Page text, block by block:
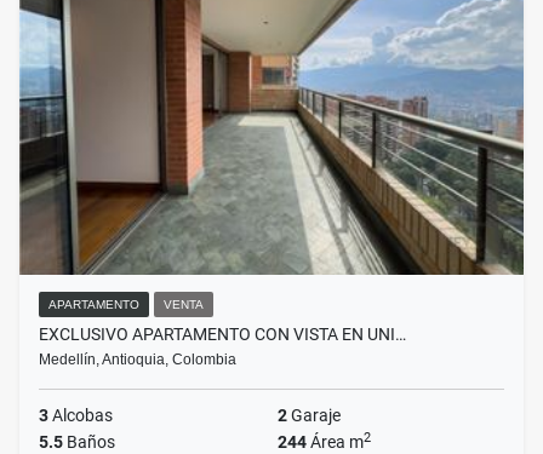
APARTAMENTO VENTA
EXCLUSIVO APARTAMENTO CON VISTA EN UNI…
Medellín, Antioquia, Colombia
3Alcobas 2Garaje
5.5 Baños 244Área m2